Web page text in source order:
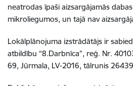
neatrodas īpaši aizsargājamās
mikroliegumos, un tajā nav
Lokālplānojuma izstrādātājs ir
atbildību “8.Darbnīca”, reģ. Nr.
69, Jūrmala, LV-2016, tālrunis